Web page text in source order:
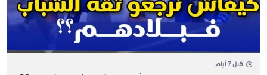
قبل 7 أيام